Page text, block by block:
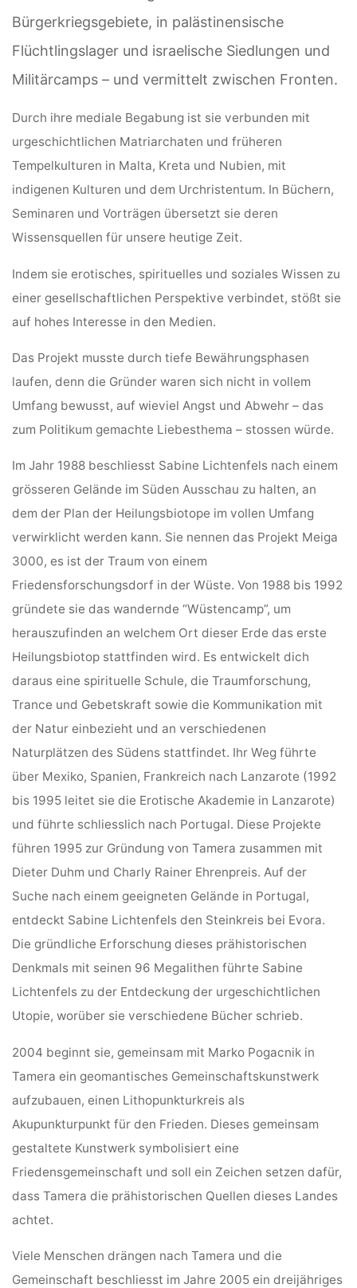
Bürgerkriegsgebiete, in palästinensische
Flüchtlingslager und israelische Siedlungen und
Militärcamps – und vermittelt zwischen Fronten.
Durch ihre mediale Begabung ist sie verbunden mit
urgeschichtlichen Matriarchaten und früheren
Tempelkulturen in Malta, Kreta und Nubien, mit
indigenen Kulturen und dem Urchristentum. In Büchern,
Seminaren und Vorträgen übersetzt sie deren
Wissensquellen für unsere heutige Zeit.
Indem sie erotisches, spirituelles und soziales Wissen zu
einer gesellschaftlichen Perspektive verbindet, stößt sie
auf hohes Interesse in den Medien.
Das Projekt musste durch tiefe Bewährungsphasen
laufen, denn die Gründer waren sich nicht in vollem
Umfang bewusst, auf wieviel Angst und Abwehr – das
zum Politikum gemachte Liebesthema – stossen würde.
Im Jahr 1988 beschliesst Sabine Lichtenfels nach einem
grösseren Gelände im Süden Ausschau zu halten, an
dem der Plan der Heilungsbiotope im vollen Umfang
verwirklicht werden kann. Sie nennen das Projekt Meiga
3000, es ist der Traum von einem
Friedensforschungsdorf in der Wüste. Von 1988 bis 1992
gründete sie das wandernde “Wüstencamp”, um
herauszufinden an welchem Ort dieser Erde das erste
Heilungsbiotop stattfinden wird. Es entwickelt dich
daraus eine spirituelle Schule, die Traumforschung,
Trance und Gebetskraft sowie die Kommunikation mit
der Natur einbezieht und an verschiedenen
Naturplätzen des Südens stattfindet. Ihr Weg führte
über Mexiko, Spanien, Frankreich nach Lanzarote (1992
bis 1995 leitet sie die Erotische Akademie in Lanzarote)
und führte schliesslich nach Portugal. Diese Projekte
führen 1995 zur Gründung von Tamera zusammen mit
Dieter Duhm und Charly Rainer Ehrenpreis. Auf der
Suche nach einem geeigneten Gelände in Portugal,
entdeckt Sabine Lichtenfels den Steinkreis bei Evora.
Die gründliche Erforschung dieses prähistorischen
Denkmals mit seinen 96 Megalithen führte Sabine
Lichtenfels zu der Entdeckung der urgeschichtlichen
Utopie, worüber sie verschiedene Bücher schrieb.
2004 beginnt sie, gemeinsam mit Marko Pogacnik in
Tamera ein geomantisches Gemeinschaftskunstwerk
aufzubauen, einen Lithopunkturkreis als
Akupunkturpunkt für den Frieden. Dieses gemeinsam
gestaltete Kunstwerk symbolisiert eine
Friedensgemeinschaft und soll ein Zeichen setzen dafür,
dass Tamera die prähistorischen Quellen dieses Landes
achtet.
Viele Menschen drängen nach Tamera und die
Gemeinschaft beschliesst im Jahre 2005 ein dreijähriges